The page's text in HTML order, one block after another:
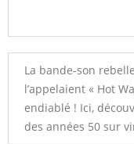
La bande-son
l’appelaient « Hot
endiablé ! Ici,
des années 50 sur